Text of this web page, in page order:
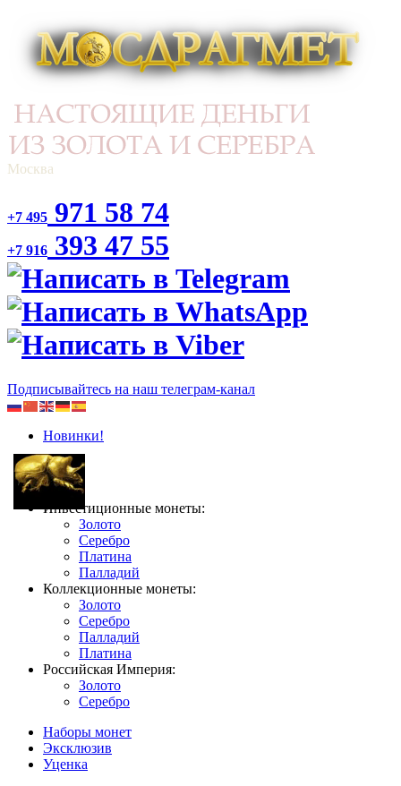
Москва
+7 495 971 58 74
+7 916 393 47 55
Подписывайтесь на наш телеграм-канал
Новинки!
Инвестиционные монеты:
Золото
Серебро
Платина
Палладий
Коллекционные монеты:
Золото
Серебро
Палладий
Платина
Российская Империя:
Золото
Серебро
Наборы монет
Эксклюзив
Уценка